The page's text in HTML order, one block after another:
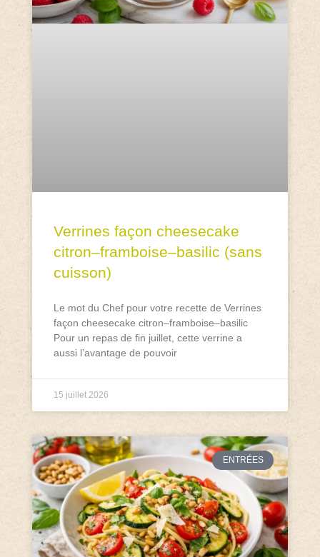
Verrines façon cheesecake
citron–framboise–basilic (sans
cuisson)
Le mot du Chef pour votre recette de Verrines
façon cheesecake citron–framboise–basilic
Pour un repas de fin juillet, cette verrine a
aussi l’avantage de pouvoir
15 juillet 2026
ENTRÉES